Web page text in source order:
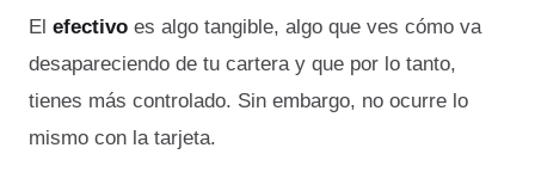
El efectivo es algo tangible, algo que ves cómo va
desapareciendo de tu cartera y que por lo tanto,
tienes más controlado. Sin embargo, no ocurre lo
mismo con la tarjeta.